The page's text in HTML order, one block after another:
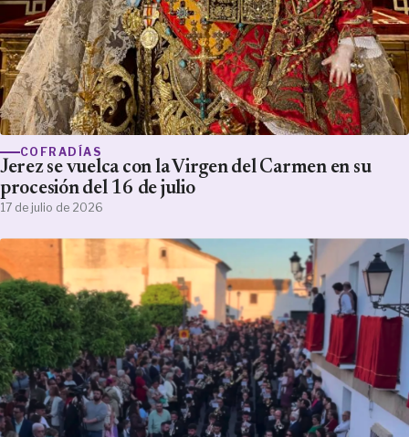
COFRADÍAS
Jerez se vuelca con la Virgen del Carmen en su
procesión del 16 de julio
17 de julio de 2026